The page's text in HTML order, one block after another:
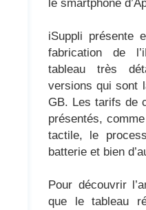
le smartphone
iSuppli présente
fabrication de
tableau très
versions qui sont
GB. Les tarifs de
présentés,
tactile, le
batterie et bien
Pour découvrir
que le tableau